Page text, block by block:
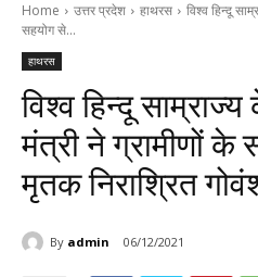
Home उत्तर प्रदेश हाथरस
विश्व हिन्दू
सहयोग से...
हाथरस
विश्व हिन्दू
मंत्री ने ग्रामीणों के
मृतक निराश्रित
By admin 06/12/2021